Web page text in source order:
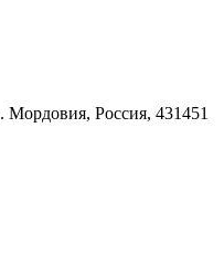
Мордовия, Россия, 431451